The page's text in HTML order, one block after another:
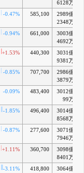
6128万
-0.47% 585,100
2989億
2348万
-0.94% 661,000
3003億
4692万
+1.53% 440,300
3031億
9381万
-0.85% 707,700
2986億
3879万
-0.09% 483,400
3012億
99万
-1.85% 496,400
3014億
8568万
-0.87% 277,600
3071億
7946万
+1.11% 360,700
3098億
8401万
-3.11% 418,800
3064億